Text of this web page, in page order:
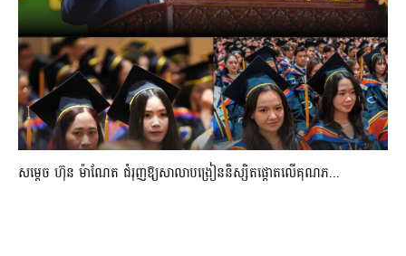
សម្តេច ហ៊ុន ម៉ាណែត ជំរុញឱ្យសាលាបង្រៀននិស្សិតផ្តោតលើគុណភ...